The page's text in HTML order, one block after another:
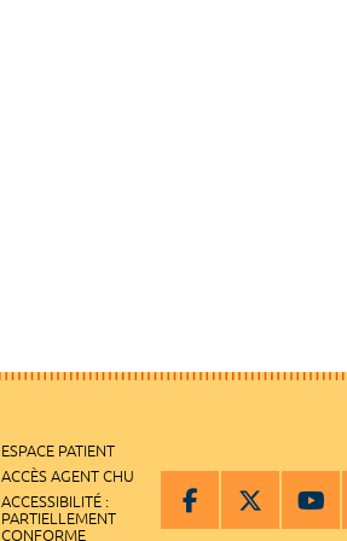
ESPACE PATIENT
ACCÈS AGENT CHU
ACCESSIBILITÉ :
PARTIELLEMENT
CONFORME